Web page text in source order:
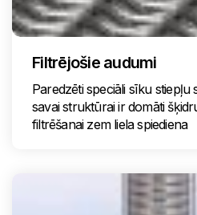
Filtrējošie audumi
Paredzēti speciāli sīku stiepļu
savai struktūrai ir domāti
filtrēšanai zem liela spiediena